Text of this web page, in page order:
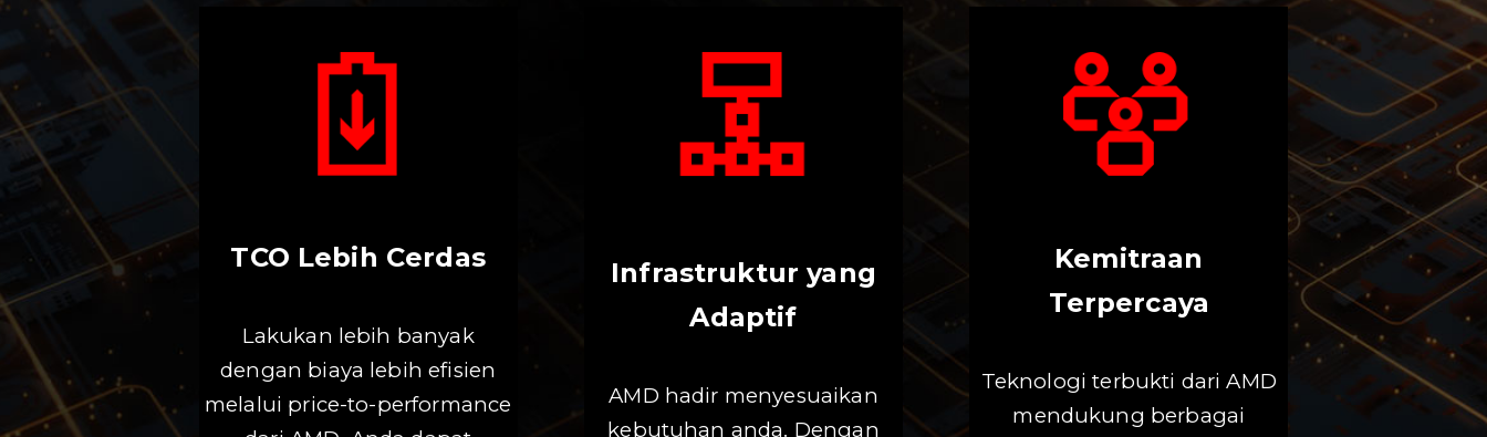
TCO Lebih Cerdas
Lakukan lebih banyak
dengan biaya lebih efisien
melalui price-to-performance
Infrastruktur yang
Adaptif
AMD hadir menyesuaikan
kebutuhan anda. Dengan
Kemitraan
Terpercaya
Teknologi terbukti dari AMD
mendukung berbagai